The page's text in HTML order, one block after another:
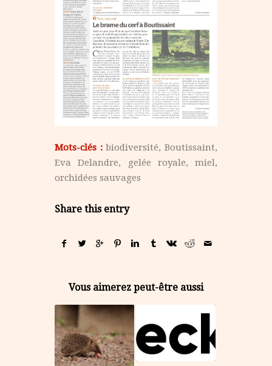
Mots-clés : biodiversité,Boutissaint,
Eva Delandre, gelée royale, miel,
orchidées sauvages
Share this entry
Vous aimerez peut-être aussi